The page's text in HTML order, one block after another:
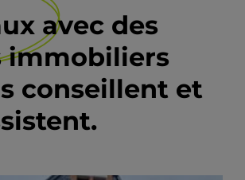
avec des
immobiliers
conseillent et